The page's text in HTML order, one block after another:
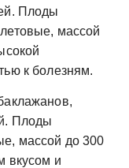
Плоды
массой
к болезням.
Плоды
массой до 300
вкусом и